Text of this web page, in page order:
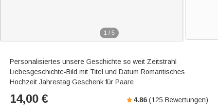
1 / 5
Personalisiertes unsere Geschichte so weit Zeitstrahl
Liebesgeschichte-Bild mit Titel und Datum Romantisches
Hochzeit Jahrestag Geschenk für Paare
14,00 € 4.86 (125 Bewertungen)